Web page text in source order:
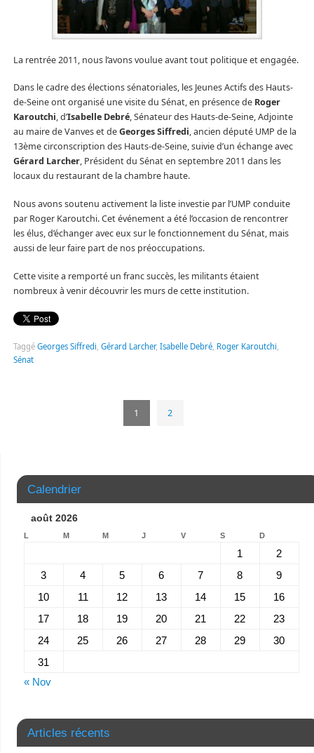
La rentrée 2011, nous l’avons voulue avant tout politique et engagée.
Dans le cadre des élections sénatoriales, les Jeunes Actifs des Hauts-
de-Seine ont organisé une visite du Sénat, en présence de Roger
Karoutchi, d’Isabelle Debré, Sénateur des Hauts-de-Seine, Adjointe
au maire de Vanves et deGeorges Siffredi, ancien député UMP de la
13ème circonscription des Hauts-de-Seine, suivie d’un échange avec
Gérard Larcher, Président du Sénat en septembre 2011 dans les
locaux du restaurant de la chambre haute.
Nous avons soutenu activement la liste investie par l’UMP conduite
par Roger Karoutchi. Cet événement a été l’occasion de rencontrer
les élus, d’échanger avec eux sur le fonctionnement du Sénat, mais
aussi de leur faire part de nos préoccupations.
Cette visite a remporté un franc succès, les militants étaient
nombreux à venir découvrir les murs de cette institution.
Taggé Georges Siffredi Gérard Larcher, Isabelle Debré, Roger Karoutchi
Sénat
1 2
Calendrier
août 2026
L M M J V S D
1
2
3
4 5 6 7 8
9
10
11 12 13 14 15
16
17
18 19 20 21 22
23
24
25 26 27 28 29
30
31
« Nov
Articles récents